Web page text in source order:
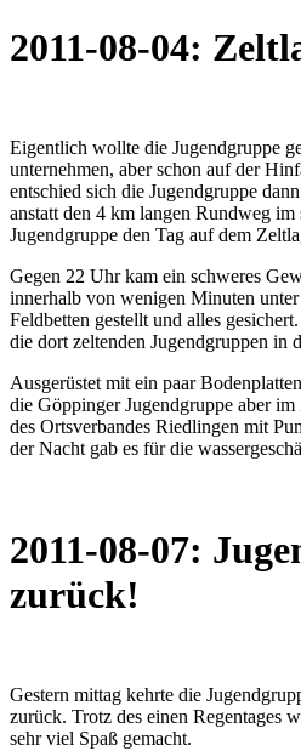
2011-08-04:
Eigentlich wollte die Jugendgruppe
unternehmen, aber schon auf der
entschied sich die Jugendgruppe
anstatt den 4 km langen Rundweg
Jugendgruppe den Tag auf dem
Gegen 22 Uhr kam ein schweres
innerhalb von wenigen Minuten
Feldbetten gestellt und alles
die dort zeltenden Jugendgruppen in
Ausgerüstet mit ein paar
die Göppinger Jugendgruppe aber
des Ortsverbandes Riedlingen mit
der Nacht gab es für die
2011-08-07:
zurück!
Gestern mittag kehrte die
zurück. Trotz des einen Regentages
sehr viel Spaß gemacht.